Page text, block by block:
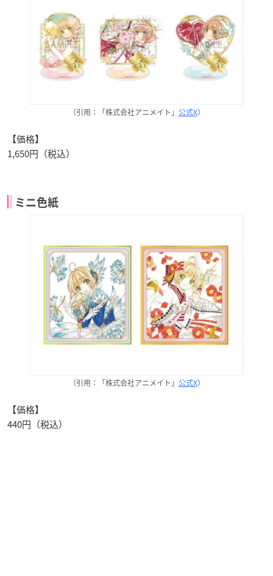
（引用：「株式会社アニメイト」 公式X）
【価格】
1,650円（税込）
ミニ色紙
（引用：「株式会社アニメイト」 公式X）
【価格】
440円（税込）